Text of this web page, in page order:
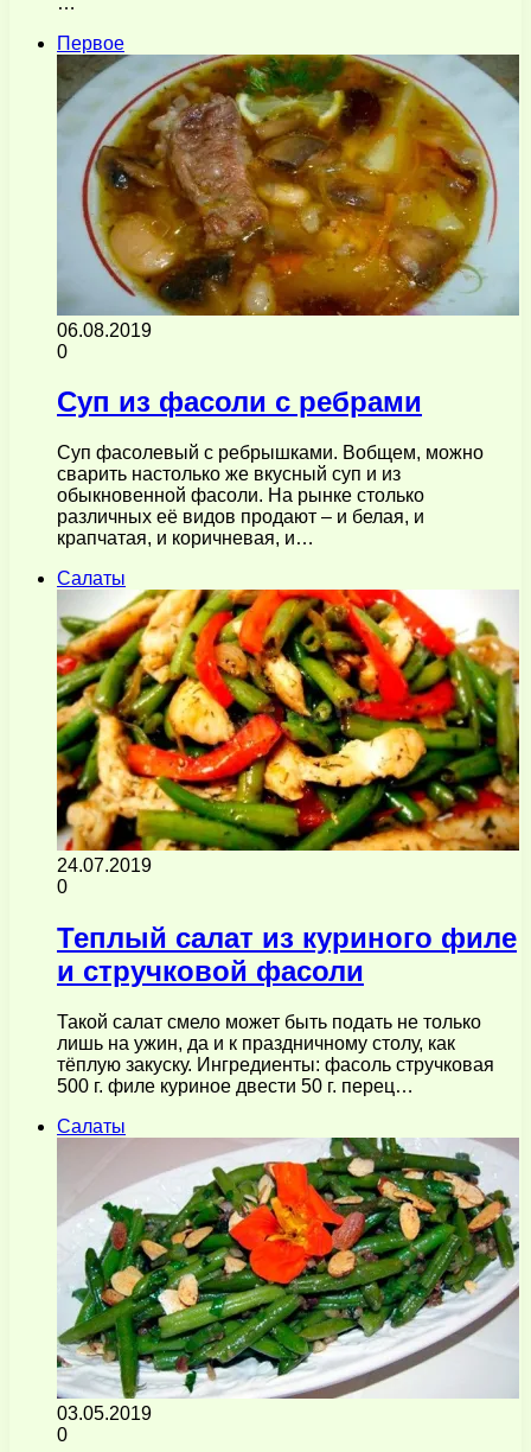
Первое
06.08.2019
0
Суп из фасоли с ребрами
Суп фасолевый с ребрышками. Вобщем, можно
сварить настолько же вкусный суп и из
обыкновенной фасоли. На рынке столько
различных её видов продают – и белая, и
крапчатая, и коричневая, и…
Салаты
24.07.2019
0
Теплый салат из куриного филе
и стручковой фасоли
Такой салат смело может быть подать не только
лишь на ужин, да и к праздничному столу, как
тёплую закуску. Ингредиенты: фасоль стручковая
500 г. филе куриное двести 50 г. перец…
Салаты
03.05.2019
0